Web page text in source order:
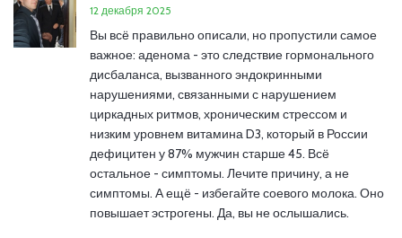
12 декабря 2025
Вы всё правильно описали, но пропустили самое
важное: аденома - это следствие гормонального
дисбаланса, вызванного эндокринными
нарушениями, связанными с нарушением
циркадных ритмов, хроническим стрессом и
низким уровнем витамина D3, который в России
дефицитен у 87% мужчин старше 45. Всё
остальное - симптомы. Лечите причину, а не
симптомы. А ещё - избегайте соевого молока. Оно
повышает эстрогены. Да, вы не ослышались.